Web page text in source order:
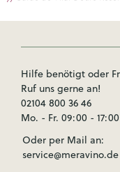
Hilfe benötigt oder
Ruf uns gerne an!
02104 800 36 46
Mo. - Fr. 09:00 -
Oder per Mail an:
service@meravino.de